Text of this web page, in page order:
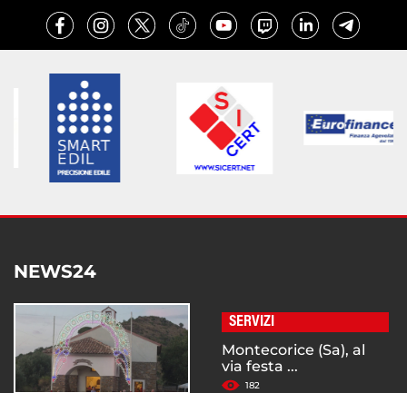
NEWS24
SERVIZI
Montecorice (Sa), al
via festa ...
182